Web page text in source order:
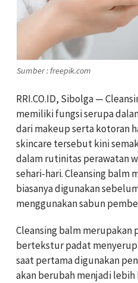
Sumber : freepik.com
RRI.CO.ID, Sibolga —
memiliki fungsi serupa
dari makeup serta kotoran
skincare tersebut kini
dalam rutinitas perawatan
sehari-hari. Cleansing balm
biasanya digunakan
menggunakan sabun
Cleansing balm merupakan
bertekstur padat
saat pertama digunakan
akan berubah menjadi